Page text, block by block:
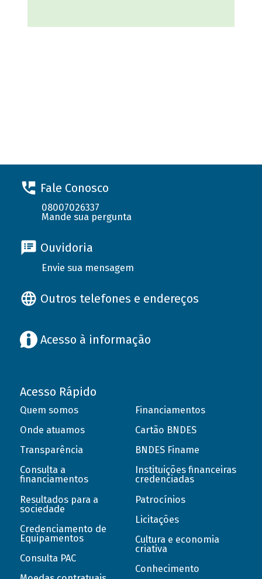
Fale Conosco
08007026337
Mande sua pergunta
Ouvidoria
Envie sua mensagem
Outros telefones e endereços
Acesso à informação
Acesso Rápido
Quem somos
Onde atuamos
Transparência
Consulta a
financiamentos
Resultados para a
sociedade
Credenciamento de
Equipamentos
Consulta PAC
Financiamentos
Cartão BNDES
BNDES Finame
Instituições financeiras
credenciadas
Patrocínios
Licitações
Cultura e economia
criativa
Conhecimento